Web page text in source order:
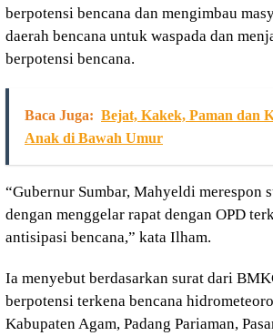
berpotensi bencana dan mengimbau
daerah bencana untuk waspada dan
berpotensi bencana.
Baca Juga: Bejat, Kakek, Paman dan
Anak di Bawah Umur
“Gubernur Sumbar, Mahyeldi merespon
dengan menggelar rapat dengan OPD
antisipasi bencana,” kata Ilham.
Ia menyebut berdasarkan surat dari
berpotensi terkena bencana
Kabupaten Agam, Padang Pariaman,